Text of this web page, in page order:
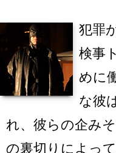
犯罪
検事
めに
な彼
れ、彼らの企み
の裏切りによっ